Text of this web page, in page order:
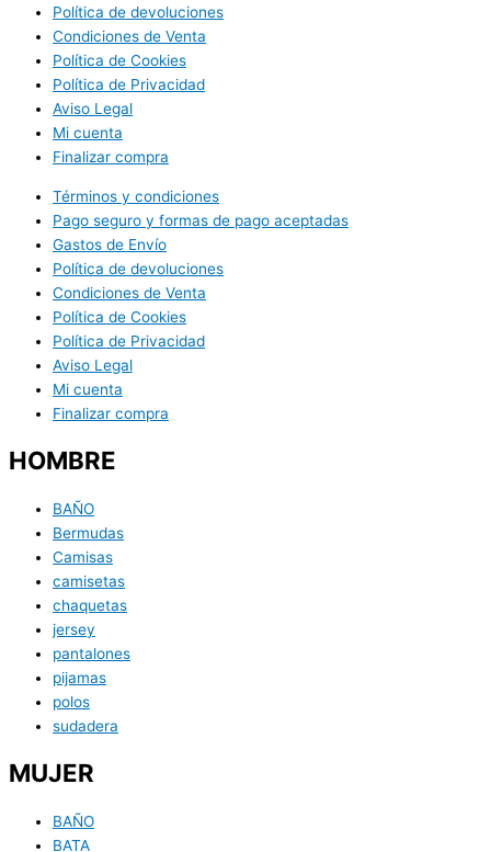
Política de devoluciones
Condiciones de Venta
Política de Cookies
Política de Privacidad
Aviso Legal
Mi cuenta
Finalizar compra
Términos y condiciones
Pago seguro y formas de pago aceptadas
Gastos de Envío
Política de devoluciones
Condiciones de Venta
Política de Cookies
Política de Privacidad
Aviso Legal
Mi cuenta
Finalizar compra
HOMBRE
BAÑO
Bermudas
Camisas
camisetas
chaquetas
jersey
pantalones
pijamas
polos
sudadera
MUJER
BAÑO
BATA